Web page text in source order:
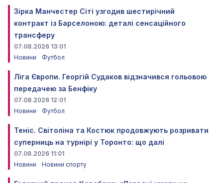
Зірка Манчестер Сіті узгодив шестирічний
контракт із Барселоною: деталі сенсаційного
трансферу
07.08.2026 13:01
Новини
Футбол
Ліга Європи. Георгій Судаков відзначився гольовою
передачею за Бенфіку
07.08.2026 12:01
Новини
Футбол
Теніс. Світоліна та Костюк продовжують розривати
суперниць на турнірі у Торонто: що далі
07.08.2026 11:01
Новини
Новини спорту